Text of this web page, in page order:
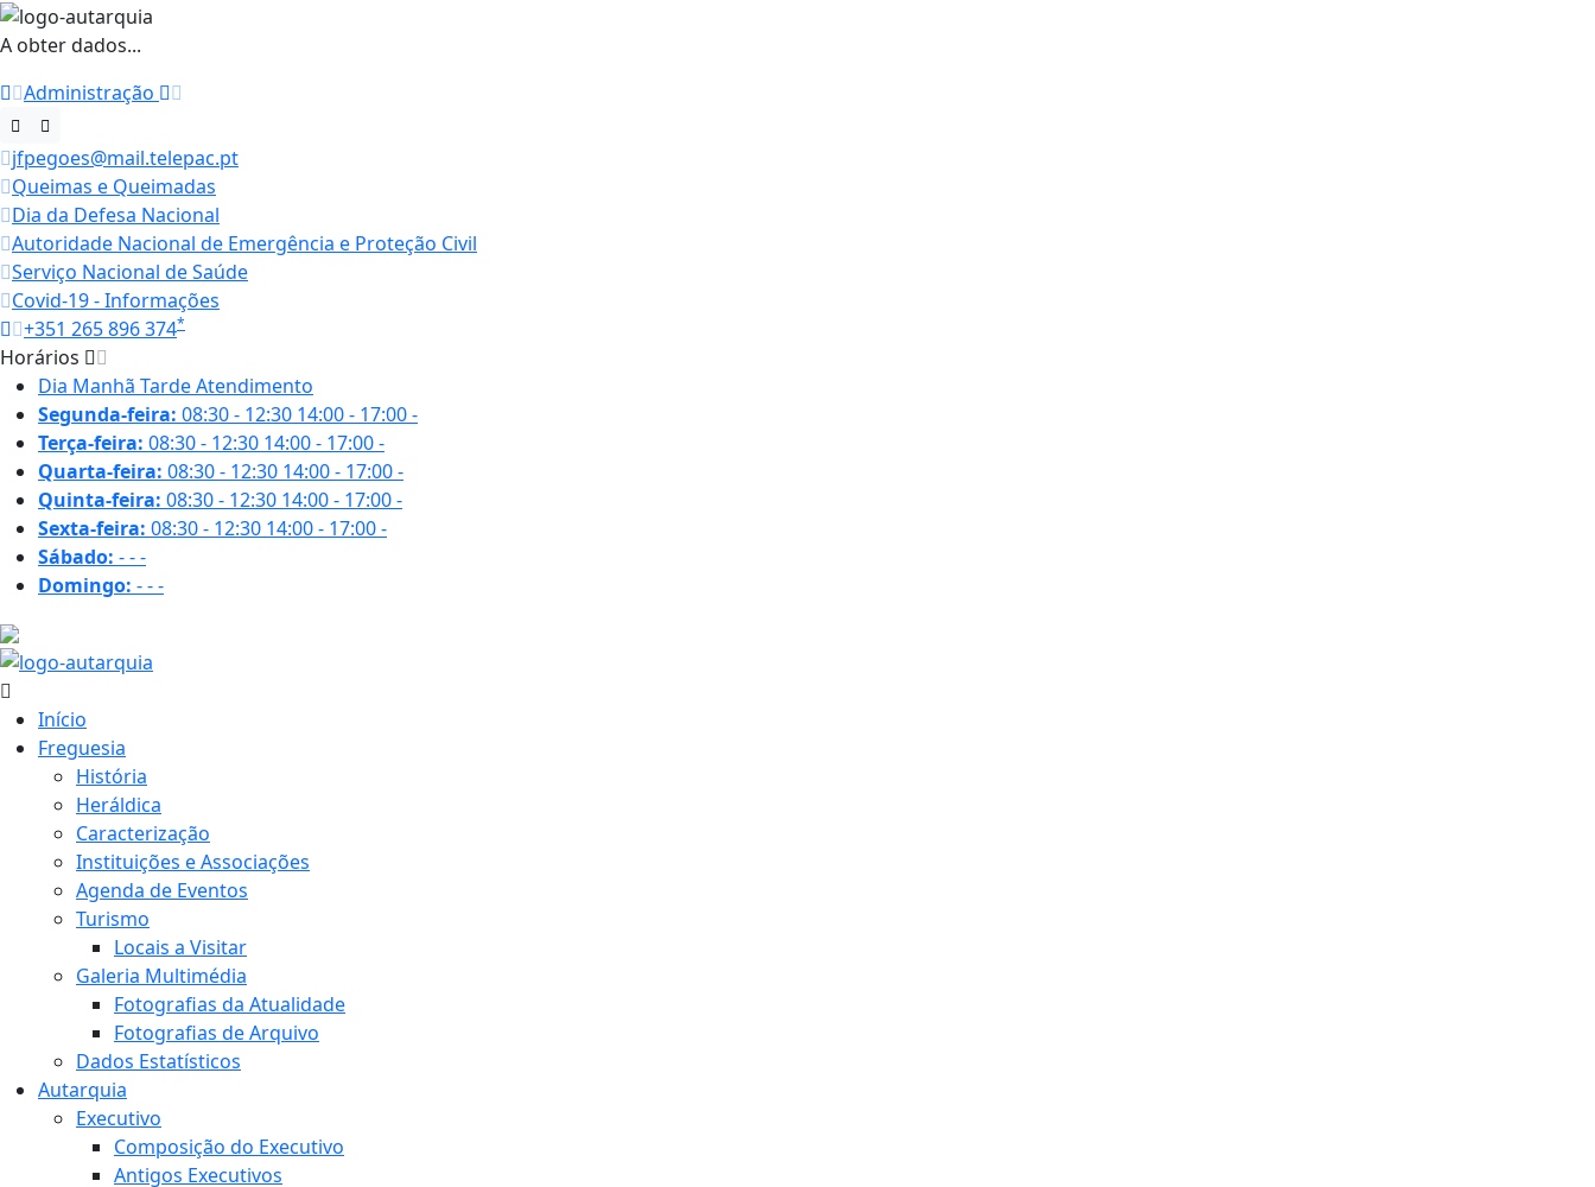
A obter dados...
Administração
jfpegoes@mail.telepac.pt
Queimas e Queimadas
Dia da Defesa Nacional
Autoridade Nacional de Emergência e Proteção Civil
Serviço Nacional de Saúde
Covid-19 - Informações
+351 265 896 374*
Horários
Dia Manhã TardeAtendimento
Segunda-feira: 08:30 - 12:30 14:00 - 17:00-
Terça-feira: 08:30 - 12:30 14:00 - 17:00-
Quarta-feira: 08:30 - 12:30 14:00 - 17:00-
Quinta-feira: 08:30 - 12:30 14:00 - 17:00-
Sexta-feira: 08:30 - 12:30 14:00 - 17:00-
Sábado: ---
Domingo: ---
Início
Freguesia
História
Heráldica
Caracterização
Instituições e Associações
Agenda de Eventos
Turismo
Locais a Visitar
Galeria Multimédia
Fotografias da Atualidade
Fotografias de Arquivo
Dados Estatísticos
Autarquia
Executivo
Composição do Executivo
Antigos Executivos